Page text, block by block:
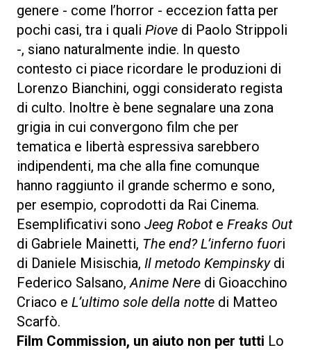
genere - come l’horror - eccezion fatta per
pochi casi, tra i quali Piove di Paolo Strippoli
-, siano naturalmente indie. In questo
contesto ci piace ricordare le produzioni di
Lorenzo Bianchini, oggi considerato regista
di culto. Inoltre è bene segnalare una zona
grigia in cui convergono film che per
tematica e libertà espressiva sarebbero
indipendenti, ma che alla fine comunque
hanno raggiunto il grande schermo e sono,
per esempio, coprodotti da Rai Cinema.
Esemplificativi sono Jeeg Robote Freaks Out
di Gabriele Mainetti, The end? L’inferno fuori
di Daniele Misischia, Il metodo Kempinskydi
Federico Salsano, Anime Nere di Gioacchino
Criaco e L’ultimo sole della notte di Matteo
Scarfò.
Film Commission, un aiuto non per tutti Lo